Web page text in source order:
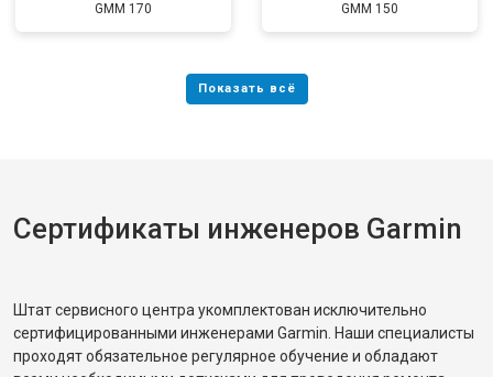
GMM 170 GMM 150
Сертификаты инженеров Garmin
Штат сервисного центра укомплектован исключительно
сертифицированными инженерами Garmin. Наши специалисты
проходят обязательное регулярное обучение и обладают